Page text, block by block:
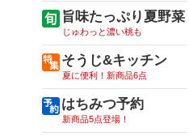
旨味たっぷり夏野菜
じゅわっと濃い桃も
そうじ&キッチン
夏に便利！新商品6点
はちみつ予約
新商品5点登場！